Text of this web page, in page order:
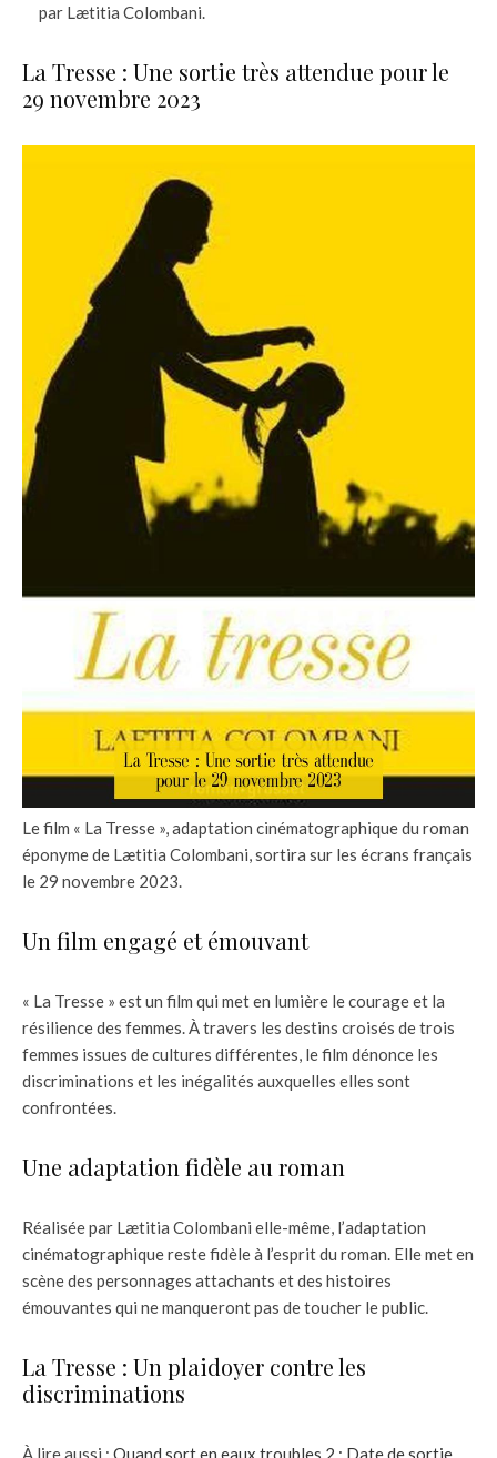
par Lætitia Colombani.
La Tresse : Une sortie très attendue pour le
29 novembre 2023
Le film « La Tresse », adaptation cinématographique du roman
éponyme de Lætitia Colombani, sortira sur les écrans français
le 29 novembre 2023.
Un film engagé et émouvant
« La Tresse » est un film qui met en lumière le courage et la
résilience des femmes. À travers les destins croisés de trois
femmes issues de cultures différentes, le film dénonce les
discriminations et les inégalités auxquelles elles sont
confrontées.
Une adaptation fidèle au roman
Réalisée par Lætitia Colombani elle-même, l’adaptation
cinématographique reste fidèle à l’esprit du roman. Elle met en
scène des personnages attachants et des histoires
émouvantes qui ne manqueront pas de toucher le public.
La Tresse : Un plaidoyer contre les
discriminations
À lire aussi : Quand sort en eaux troubles 2 : Date de sortie,